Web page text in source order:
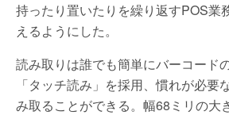
持ったり置いたりを繰り返すPOS業
えるようにした。
読み取りは誰でも簡単にバーコード
「タッチ読み」を採用、慣れが必要
み取ることができる。幅68ミリの大